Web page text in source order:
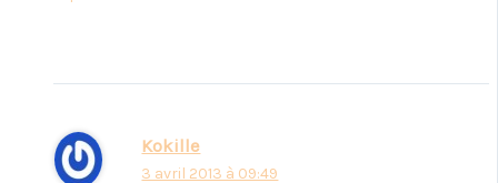
Kokille
3 avril 2013 à 09:49